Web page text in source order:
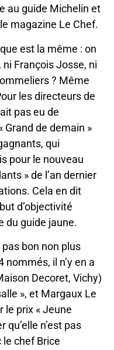
au guide Michelin et
magazine Le Chef.
est la même : on
François Josse, ni
? Même
les directeurs de
pas eu de
Grand de demain »
qui
pour le nouveau
» de l’an dernier
Cela en dit
d’objectivité
du guide jaune.
bon non plus
nommés, il n’y en a
Decoret, Vichy)
», et Margaux Le
le prix « Jeune
qu’elle n’est pas
le chef Brice